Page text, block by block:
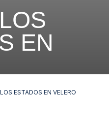
EN
ESTADOS EN VELERO